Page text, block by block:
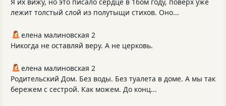
лежит толстый слой из полутыщи стихов. Оно...
елена малиновская 2
Никогда не оставляй веру. А не церковь.
елена малиновская 2
Родительский Дом. Без воды. Без туалета в доме. А мы так
бережем с сестрой. Как можем. До конц...